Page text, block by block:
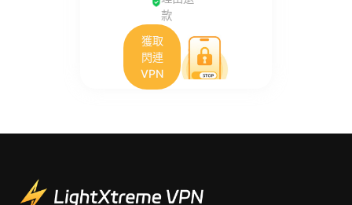
款
獲取
閃連
VPN